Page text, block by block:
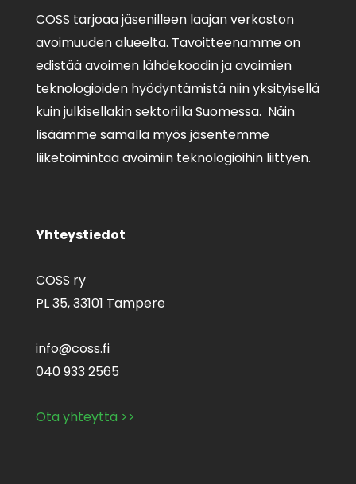
COSS tarjoaa jäsenilleen laajan verkoston
avoimuuden alueelta. Tavoitteenamme on
edistää avoimen lähdekoodin ja avoimien
teknologioiden hyödyntämistä niin yksityisellä
kuin julkisellakin sektorilla Suomessa. Näin
lisäämme samalla myös jäsentemme
liiketoimintaa avoimiin teknologioihin liittyen.
Yhteystiedot
COSS ry
PL 35,33101 Tampere
info@coss.fi
040 933 2565
Ota yhteyttä >>